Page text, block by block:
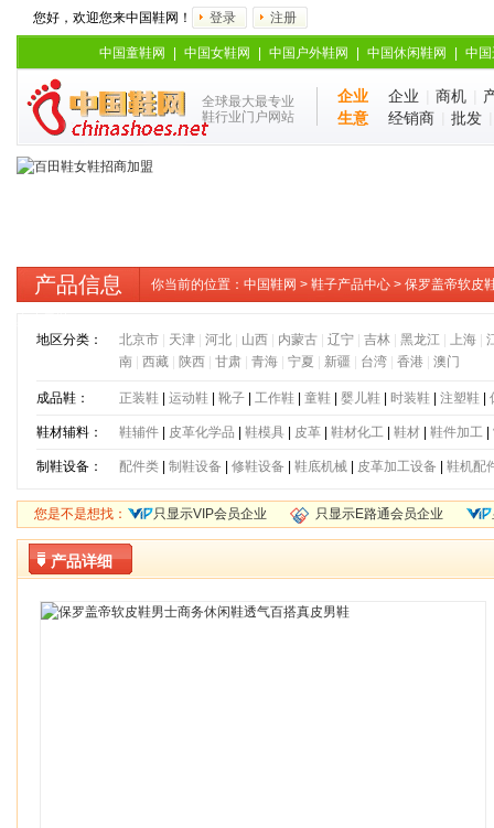
您好，欢迎您来中国鞋网！ 登录 注册
中国童鞋网 中国女鞋网 中国户外鞋网 中国休闲鞋网 中
全球最大最专业
鞋行业门户网站
企业
生意
企业 商机
经销商
批发
产品信息 你当前的位置： 中国鞋网 > 鞋子产品中心 > 保罗盖帝软皮
地区分类：
北京市| 天津| 河北| 山西| 内蒙古| 辽宁| 吉林| 黑龙江 上海|
南| 西藏| 陕西| 甘肃| 青海| 宁夏 新疆 台湾| 香港| 澳门
成品鞋： 正装鞋| 运动鞋| 靴子| 工作鞋| 童鞋| 婴儿鞋| 时装鞋| 注塑鞋|
鞋材辅料： 鞋辅件| 皮革化学品 鞋模具 皮革| 鞋材化工| 鞋材| 鞋件加工|
制鞋设备： 配件类| 制鞋设备 修鞋设备 鞋底机械| 皮革加工设备 鞋机配
您是不是想找： 只显示VIP会员企业 只显示E路通会员企业
产品详细